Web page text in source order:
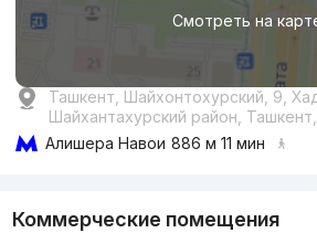
Смотреть на
Ташкент, Шайхонтохурский, 9,
Шайхантахурский район,
Алишера Навои 886 м 11 мин
Коммерческие помещения